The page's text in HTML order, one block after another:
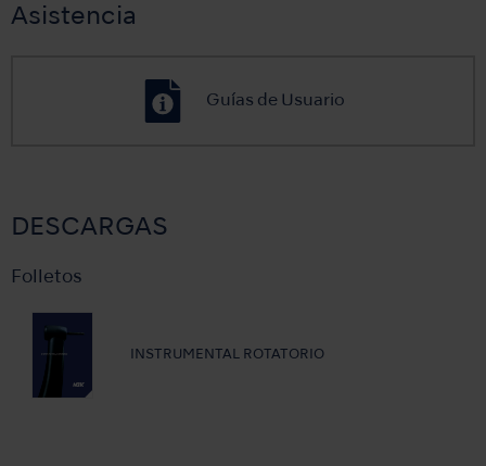
Asistencia
Guías de Usuario
DESCARGAS
Folletos
INSTRUMENTAL ROTATORIO